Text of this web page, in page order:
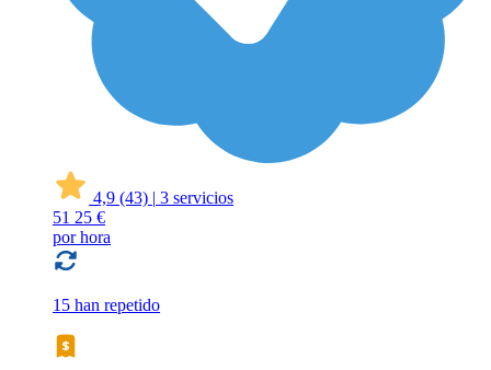
4,9 (43) | 3 servicios
51 25 €
por hora
15 han repetido